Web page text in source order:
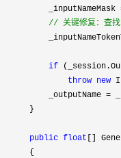
          _inputNameMask
// 关键修复：
if
throw new
          _outputName
=
      }
public float []
      {